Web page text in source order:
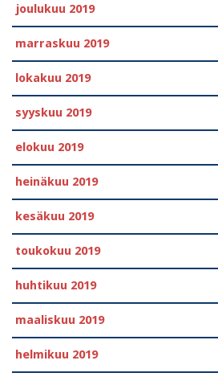
joulukuu 2019
marraskuu 2019
lokakuu 2019
syyskuu 2019
elokuu 2019
heinäkuu 2019
kesäkuu 2019
toukokuu 2019
huhtikuu 2019
maaliskuu 2019
helmikuu 2019